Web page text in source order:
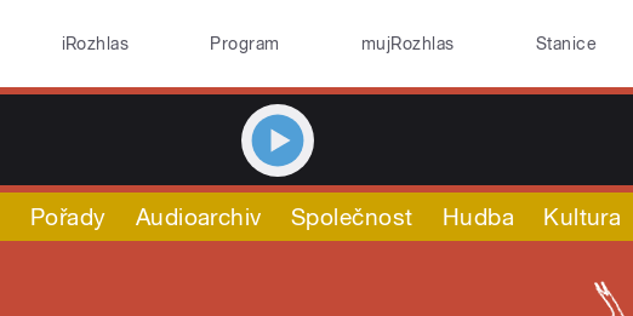
iRozhlas Program mujRozhlas Stanice
Pořady Audioarchiv Společnost Hudba Kultura